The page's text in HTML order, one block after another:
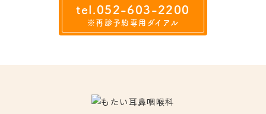
tel.052-603-2200
※再診予約専用ダイアル